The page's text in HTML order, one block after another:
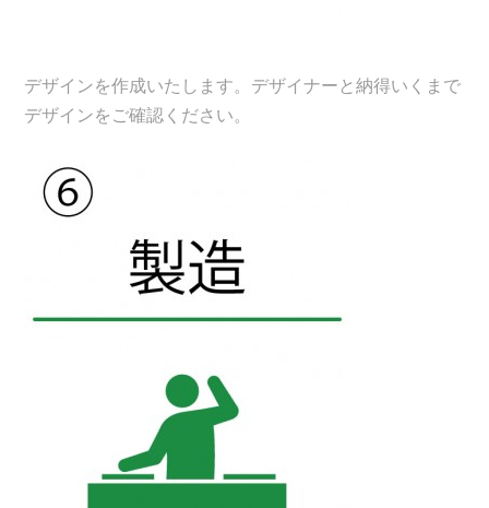
デザインを作成いたします。デザイナーと納得いくまで
デザインをご確認ください。